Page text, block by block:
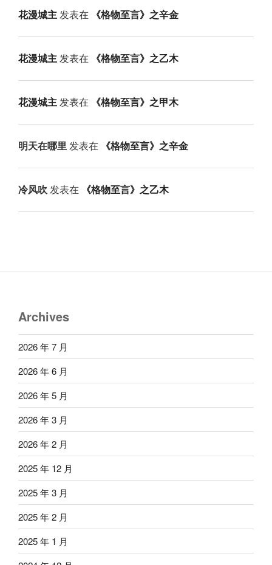
花漫城主发表在 《格物至言》之辛金
花漫城主发表在 《格物至言》之乙木
花漫城主发表在 《格物至言》之甲木
明天在哪里发表在 《格物至言》之辛金
冷风吹 发表在 《格物至言》之乙木
Archives
2026 年 7 月
2026 年 6 月
2026 年 5 月
2026 年 3 月
2026 年 2 月
2025 年 12 月
2025 年 3 月
2025 年 2 月
2025 年 1 月